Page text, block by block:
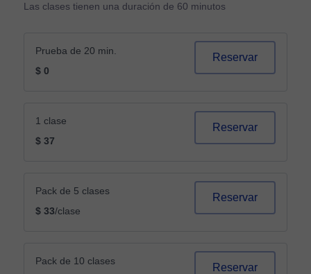
Las clases tienen una duración de 60 minutos
Prueba de 20 min.
$ 0
Reservar
1 clase
$ 37
Reservar
Pack de 5 clases
$ 33/clase
Reservar
Pack de 10 clases
Reservar